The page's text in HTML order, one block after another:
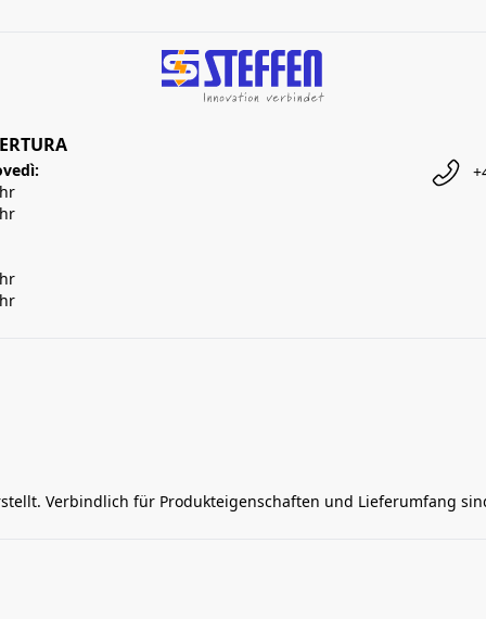
Verbindlich für Produkteigenschaften und Lieferumfang